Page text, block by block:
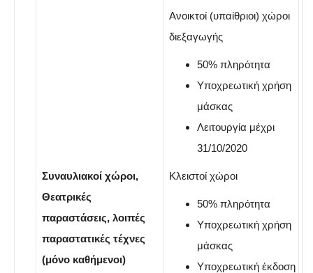
Συναυλιακοί χώροι,
Θεατρικές
παραστάσεις, λοιπές
παραστατικές τέχνες
(μόνο καθήμενοι)
Ανοικτοί (υπαίθριοι) χώροι
διεξαγωγής
50% πληρότητα
Yποχρεωτική χρήση
μάσκας
Λειτουργία μέχρι
31/10/2020
Κλειστοί χώροι
50% πληρότητα
Yποχρεωτική χρήση
μάσκας
Υποχρεωτική έκδοση